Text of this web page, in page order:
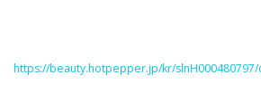
https://beauty.hotpepper.jp/kr/